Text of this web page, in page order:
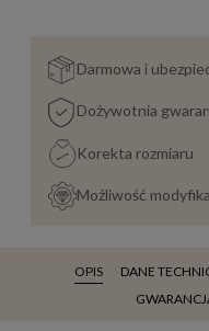
Darmowa i
Dożywotnia
Korekta rozmiaru
Możliwość
OPIS DANE